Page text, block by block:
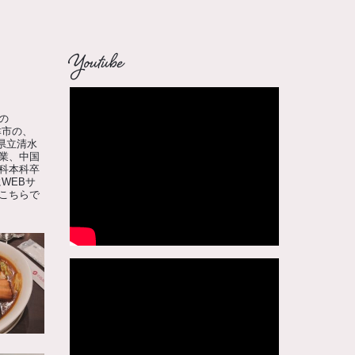
の、
立清水
、中国
本科卒
サ
ちらで
Youtube